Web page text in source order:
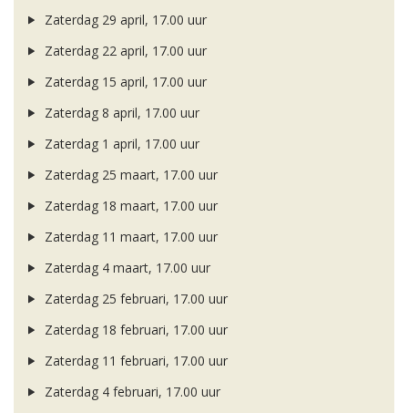
Zaterdag 29 april, 17.00 uur
Zaterdag 22 april, 17.00 uur
Zaterdag 15 april, 17.00 uur
Zaterdag 8 april, 17.00 uur
Zaterdag 1 april, 17.00 uur
Zaterdag 25 maart, 17.00 uur
Zaterdag 18 maart, 17.00 uur
Zaterdag 11 maart, 17.00 uur
Zaterdag 4 maart, 17.00 uur
Zaterdag 25 februari, 17.00 uur
Zaterdag 18 februari, 17.00 uur
Zaterdag 11 februari, 17.00 uur
Zaterdag 4 februari, 17.00 uur